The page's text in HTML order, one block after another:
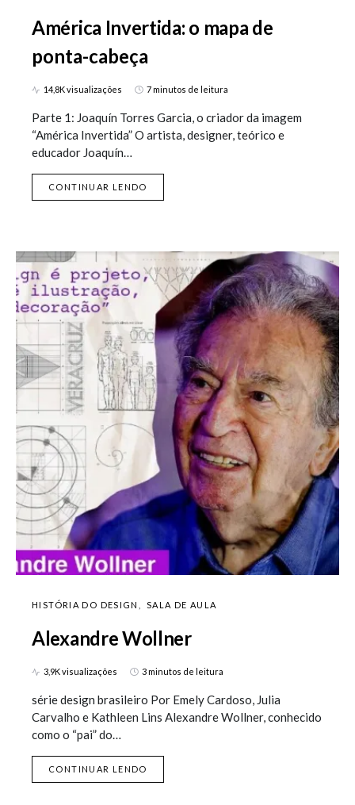
América Invertida: o mapa de
ponta-cabeça
14,8K visualizações 7 minutos de leitura
Parte 1: Joaquín Torres Garcia, o criador da imagem
“América Invertida” O artista, designer, teórico e
educador Joaquín…
CONTINUAR LENDO
HISTÓRIA DO DESIGN SALA DE AULA
Alexandre Wollner
3,9K visualizações 3 minutos de leitura
série design brasileiro Por Emely Cardoso, Julia
Carvalho e Kathleen Lins Alexandre Wollner, conhecido
como o “pai” do…
CONTINUAR LENDO